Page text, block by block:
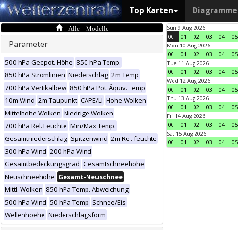
Top Karten Diagramme
Alle Modelle
Parameter
500 hPa Geopot. Höhe 850 hPa Temp.
850 hPa Stromlinien Niederschlag 2m Temp
700 hPa Vertikalbew 850 hPa Pot. Äquiv. Temp
10m Wind 2m Taupunkt CAPE/LI Hohe Wolken
Mittelhohe Wolken Niedrige Wolken
700 hPa Rel. Feuchte Min/Max Temp.
Gesamtniederschlag Spitzenwind 2m Rel. feuchte
300 hPa Wind 200 hPa Wind
Gesamtbedeckungsgrad Gesamtschneehöhe
Neuschneehöhe Gesamt-Neuschnee
Mittl. Wolken 850 hPa Temp. Abweichung
500 hPa Wind 50 hPa Temp Schnee/Eis
Wellenhoehe Niederschlagsform
Sun 9 Aug 2026
00
01 02 03 04 05
Mon 10 Aug 2026
00
01 02 03 04 05
Tue 11 Aug 2026
00
01 02 03 04 05
Wed 12 Aug 2026
00
01 02 03 04 05
Thu 13 Aug 2026
00
01 02 03 04 05
Fri 14 Aug 2026
00
01 02 03 04 05
Sat 15 Aug 2026
00
01 02 03 04 05